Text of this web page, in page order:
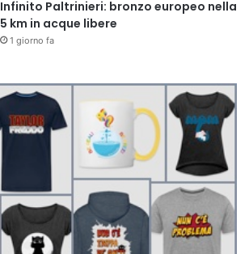
Infinito Paltrinieri: bronzo europeo nella
5 km in acque libere
1 giorno fa